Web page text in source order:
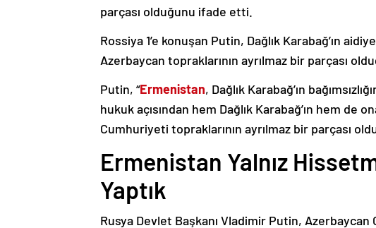
parçası olduğunu ifade etti.
Rossiya 1’e konuşan Putin, Dağlık Karabağ’ın
Azerbaycan topraklarının ayrılmaz bir parçası
Putin, “Ermenistan, Dağlık Karabağ’ın
hukuk açısından hem Dağlık Karabağ’ın hem de
Cumhuriyeti topraklarının ayrılmaz bir parçası
Ermenistan Yalnız
Yaptık
Rusya Devlet Başkanı Vladimir Putin,